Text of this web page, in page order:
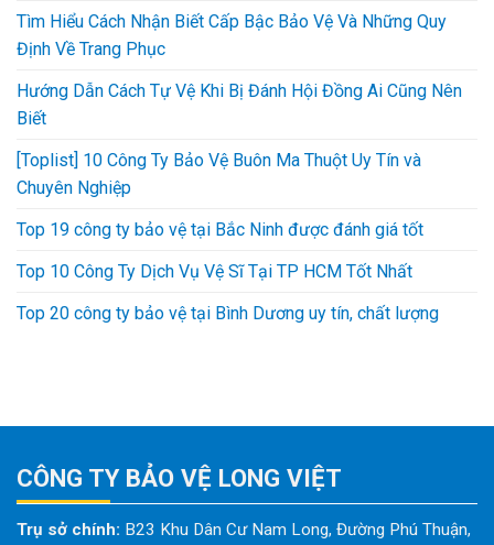
Tìm Hiểu Cách Nhận Biết Cấp Bậc Bảo Vệ Và Những Quy
Định Về Trang Phục
Hướng Dẫn Cách Tự Vệ Khi Bị Đánh Hội Đồng Ai Cũng Nên
Biết
[Toplist] 10 Công Ty Bảo Vệ Buôn Ma Thuột Uy Tín và
Chuyên Nghiệp
Top 19 công ty bảo vệ tại Bắc Ninh được đánh giá tốt
Top 10 Công Ty Dịch Vụ Vệ Sĩ Tại TP HCM Tốt Nhất
Top 20 công ty bảo vệ tại Bình Dương uy tín, chất lượng
CÔNG TY BẢO VỆ LONG VIỆT
Trụ sở chính: B23 Khu Dân Cư Nam Long, Đường Phú Thuận,